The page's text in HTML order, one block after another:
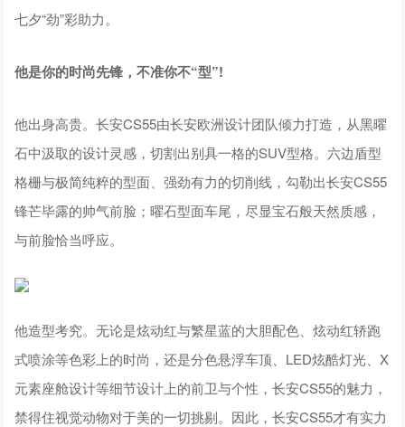
七夕“劲”彩助力。
他是你的时尚先锋，不准你不“型”!
他出身高贵。长安CS55由长安欧洲设计团队倾力打造，从黑曜
石中汲取的设计灵感，切割出别具一格的SUV型格。六边盾型
格栅与极简纯粹的型面、强劲有力的切削线，勾勒出长安CS55
锋芒毕露的帅气前脸；曜石型面车尾，尽显宝石般天然质感，
与前脸恰当呼应。
他造型考究。无论是炫动红与繁星蓝的大胆配色、炫动红轿跑
式喷涂等色彩上的时尚，还是分色悬浮车顶、LED炫酷灯光、X
元素座舱设计等细节设计上的前卫与个性，长安CS55的魅力，
禁得住视觉动物对于美的一切挑剔。因此，长安CS55才有实力